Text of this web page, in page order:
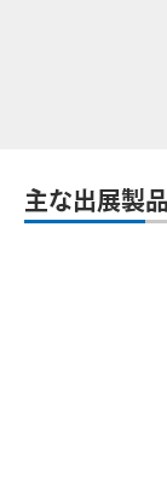
主な出展製品